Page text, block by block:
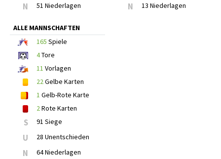
N 51 Niederlagen N 13 Niederlagen
ALLE MANNSCHAFTEN
165 Spiele
4Tore
11 Vorlagen
22Gelbe Karten
1 Gelb-Rote Karte
2Rote Karten
S 91 Siege
U 28 Unentschieden
N 64 Niederlagen